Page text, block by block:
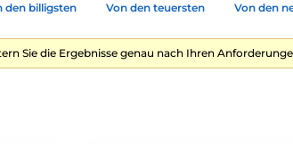
den billigsten Von den teuersten Von den
Sie die Ergebnisse genau nach Ihren